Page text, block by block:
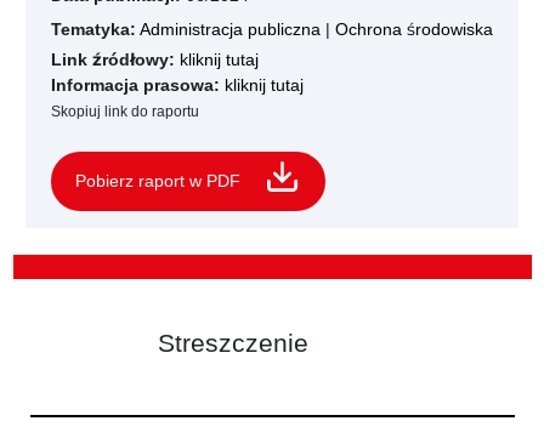
Tematyka: Administracja publiczna | Ochrona środowiska
Link źródłowy: kliknij tutaj
Informacja prasowa: kliknij tutaj
Skopiuj link do raportu
Pobierz raport w PDF
Streszczenie